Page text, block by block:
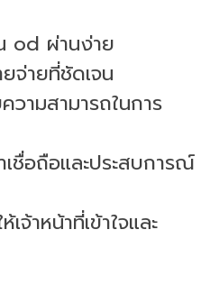
od ผ่านง่าย
จ่ายที่ชัดเจน
วามสามารถในการ
ชื่อถือและประสบการณ์
จ้าหน้าที่เข้าใจและ